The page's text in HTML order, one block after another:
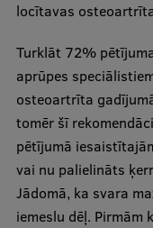
locītavas
Turklāt 72%
aprūpes
osteoartrīta
tomēr šī
pētījumā
vai nu palielināts
Jādomā, ka svara
iemeslu dēļ. Pirmām